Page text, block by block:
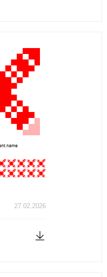
27.02.2026